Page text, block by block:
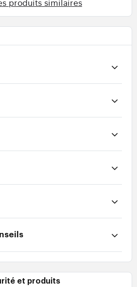
et produits